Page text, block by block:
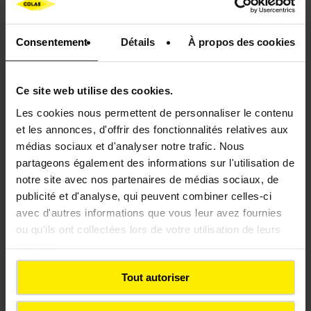
Consentement Détails À propos des cookies
Ce site web utilise des cookies.
Les cookies nous permettent de personnaliser le contenu
et les annonces, d'offrir des fonctionnalités relatives aux
médias sociaux et d'analyser notre trafic. Nous
partageons également des informations sur l'utilisation de
notre site avec nos partenaires de médias sociaux, de
publicité et d'analyse, qui peuvent combiner celles-ci
avec d'autres informations que vous leur avez fournies
ou qu'ils ont collectées lors de votre utilisation de leurs
services.
Tout autoriser
Grâce à son expertise engénie écologique, Colas
accompagne les territoires dans des projets de
de chaque site. De la conception à la réalisation,
les équipes conjuguent compétences
techniques, connaissance fine des milieux
naturels et exigence environnementale, afin de
proposer des aménagements durables et
respectueux des écosystèmes.
Menée en partenariat avec
Lorient
Agglomération
, la réhabilitation de la dune de
Gâvres illustre cette capacité à déployer des
aux enjeux d’érosion côtière, de préservation de
climatique. Un projet exigeant, conduit sur un